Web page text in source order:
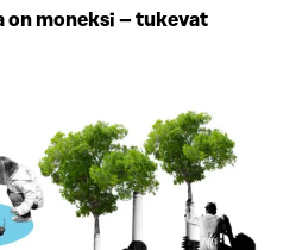
moneksi – tukevat